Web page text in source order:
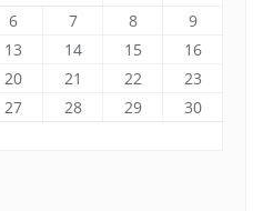
6 7 8
9
13 14 15
16
20 21 22
23
27 28 29
30